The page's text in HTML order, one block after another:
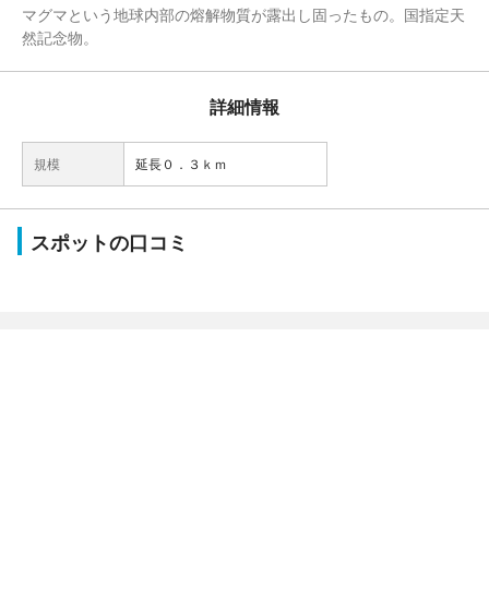
マグマという地球内部の熔解物質が露出し固ったもの。国指定天
然記念物。
詳細情報
規模 延長０．３ｋｍ
スポットの口コミ